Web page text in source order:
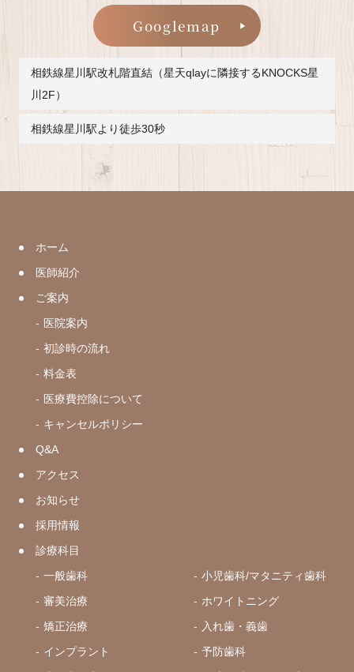
Googlemap
相鉄線星川駅改札階直結（星天qlayに隣接するKNOCKS星
川2F）
相鉄線星川駅より徒歩30秒
ホーム
医師紹介
ご案内
医院案内
初診時の流れ
料金表
医療費控除について
キャンセルポリシー
Q&A
アクセス
お知らせ
採用情報
診療科目
一般歯科
小児歯科/マタニティ歯科
審美治療
ホワイトニング
矯正治療
入れ歯・義歯
インプラント
予防歯科